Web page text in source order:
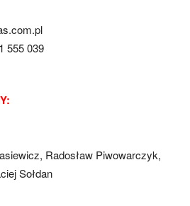
555 039
Radosław Piwowarczyk,
Sołdan